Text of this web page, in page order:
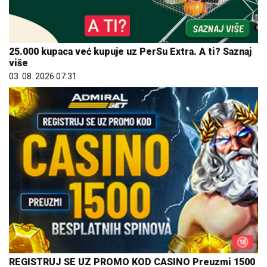
25.000 kupaca već kupuje uz PerSu Extra. A ti? Saznaj
više
03. 08. 2026 07:31
REGISTRUJ SE UZ PROMO KOD CASINO Preuzmi 1500